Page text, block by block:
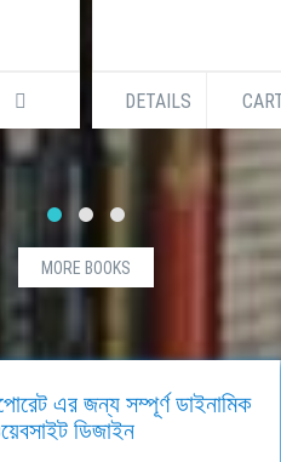
DETAILS
MORE BOOKS
এর জন্য সম্পূর্ণ ডাইনামিক
ডিজাইন